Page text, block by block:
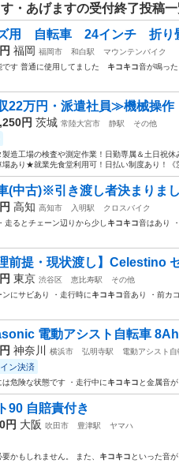
・あげますの受付終了投稿
用 自転車 24インチ 折り
福岡 福岡市 和白駅
マウンテンバイク
です 普通に使用してました キコキコ音が鳴っ
22万円・派遣社員≫機械操作
円 茨城 常陸大宮市 静駅 その他
製造工場の検査や測定作業！日勤専属＆土日祝
場あり★就業先食堂利用可！日払い制度あり！
(中古)※引き渡し者決まりまし
高知 高知市 入明駅
クロスバイク
走るとチェーン辺りから少し キコキコ音はあり
前提・現状渡し】Celestino
東京 渋谷区 恵比寿駅
その他
ンにサビあり ・走行時にキコキコ音あり ・前カ
電動アシスト自転車
神奈川 横浜市 弘明寺駅 電動アシスト自
ン決済
は危険な状態です ・走行中にキコキコ と金属音
90 自賠責付き
円 大阪 吹田市 豊津駅
ヤマハ
かもしれません。 また、 キコキコ といった音